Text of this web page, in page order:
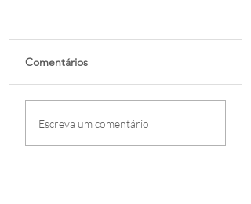
Comentários
Escreva um comentário